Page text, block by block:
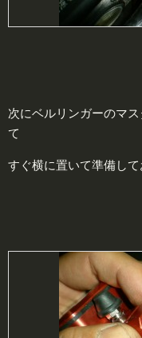
次にベルリンガーのマ
て
すぐ横に置いて準備して